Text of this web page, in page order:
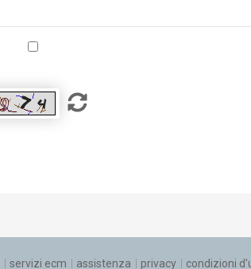
servizi ecm assistenza privacy condizioni